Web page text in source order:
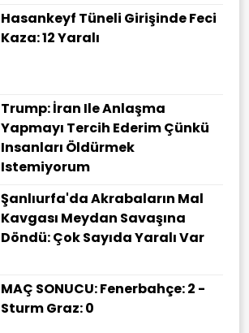
Hasankeyf Tüneli Girişinde Feci
Kaza: 12 Yaralı
Trump: İran Ile Anlaşma
Yapmayı Tercih Ederim Çünkü
Insanları Öldürmek
Istemiyorum
Şanlıurfa'da Akrabaların Mal
Kavgası Meydan Savaşına
Döndü: Çok Sayıda Yaralı Var
MAÇ SONUCU: Fenerbahçe: 2 -
Sturm Graz: 0